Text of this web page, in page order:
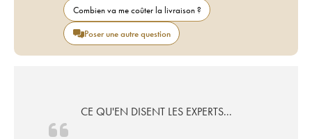
Combien va me coûter la livraison ?
Poser une autre question
CE QU'EN DISENT LES EXPERTS...